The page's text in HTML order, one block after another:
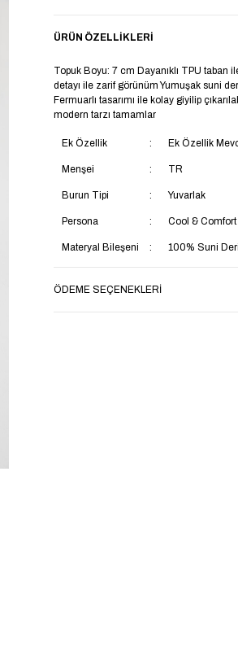
ÜRÜN ÖZELLIKLERI
Topuk Boyu: 7 cm Dayanıklı TPU taban
detayı ile zarif görünüm Yumuşak suni
Fermuarlı tasarımı ile kolay giyilip
modern tarzı tamamlar
Ek Özellik Ek Özellik
Menşei TR
Burun Tipi Yuvarlak
Persona Cool & Comfort
Materyal Bileşeni 100% Suni Deri
ÖDEME SEÇENEKLERI